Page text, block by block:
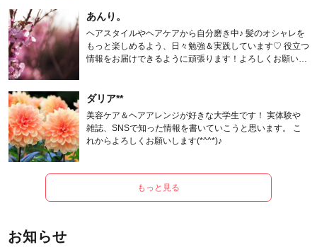
あんり。
ヘアスタイルやヘアケアから自分磨き中♪ 髪のオシャレを
もっと楽しめるよう、日々勉強＆実践しています♡ 役立つ
情報をお届けできるように頑張ります！よろしくお願いし
ダリア**
美容ケア＆ヘアアレンジが好きな大学生です！ 実体験や
雑誌、SNSで知った情報を書いていこうと思います。 こ
れからよろしくお願いします(*^^*)♪
もっと見る
お知らせ